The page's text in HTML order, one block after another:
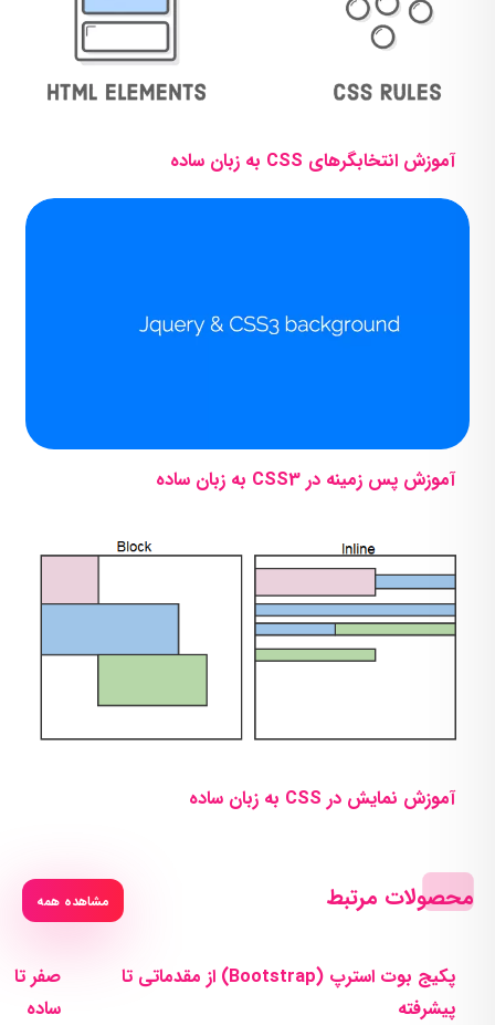
آموزش انتخابگرهای CSS به زبان ساده
آموزش پس زمینه در CSS3 به زبان ساده
آموزش نمایش در CSS به زبان ساده
محصولات مرتبط مشاهده همه
پکیج بوت استرپ (Bootstrap) از مقدماتی تا
پیشرفته
ساده